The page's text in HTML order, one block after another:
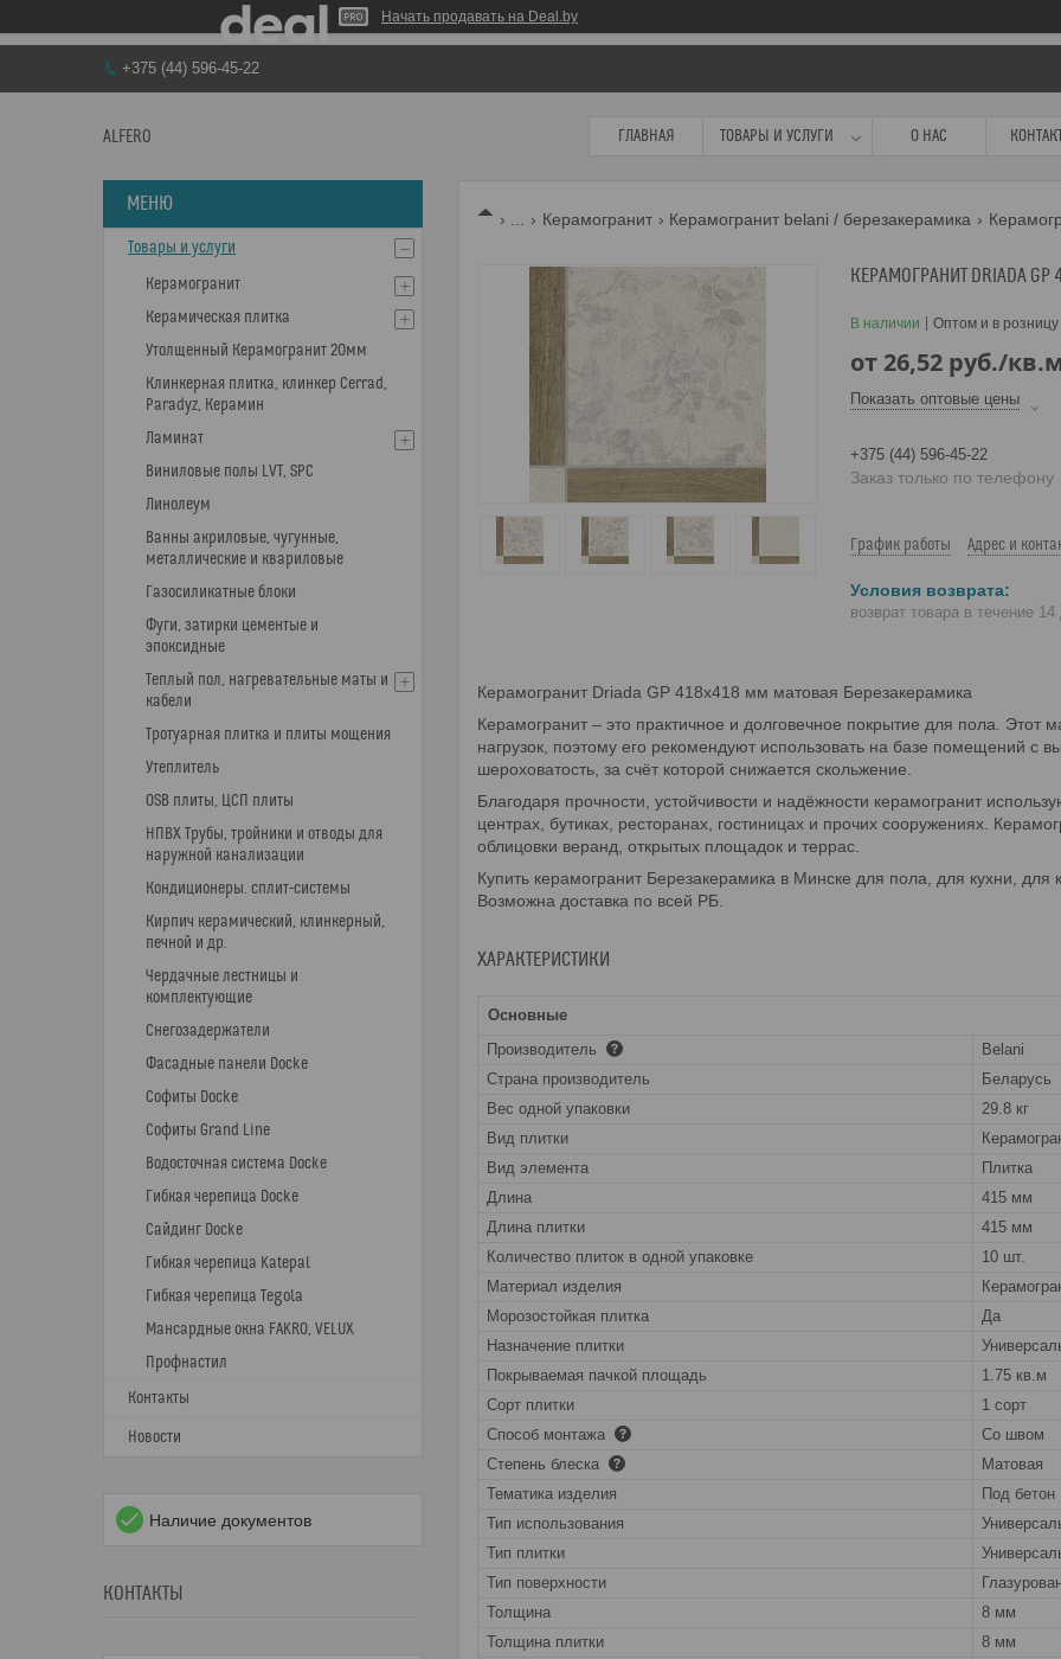
Начать продавать на Deal.by
+375 (44) 596-45-22
ALFERO ГЛАВНАЯ ТОВАРЫ И УСЛУГИ О НАС
Керамогранит Керамогранит belani / березакерамика
КЕРАМОГРАНИТ DRIADA
В наличии Оптом и в розницу
от 26,52 руб./
Показать оптовые цены
+375 (44) 596-45-22
Заказ только по телефону
График работы Адрес и
возврат товара в течение
Керамогранит Driada GP 418х418 мм матовая Березакерамика
Керамогранит – это практичное и долговечное покрытие для пола. Этот
нагрузок, поэтому его рекомендуют использовать на базе помещений с
шероховатость, за счёт которой снижается скольжение.
Благодаря прочности, устойчивости и надёжности керамогранит
центрах, бутиках, ресторанах, гостиницах и прочих сооружениях.
облицовки веранд, открытых площадок и террас.
Купить керамогранит Березакерамика в Минске для пола, для кухни,
Возможна доставка по всей РБ.
ХАРАКТЕРИСТИКИ
Основные
Производитель
Belani
Страна производитель
Беларусь
Вес одной упаковки
29.8 кг
Вид плитки
Вид элемента
Плитка
Длина
415 мм
Длина плитки
415 мм
Количество плиток в одной упаковке
10 шт.
Материал изделия
Морозостойкая плитка
Да
Назначение плитки
Покрываемая пачкой площадь
1.75 кв.м
Сорт плитки
1 сорт
Способ монтажа
Со швом
Степень блеска
Матовая
Тематика изделия
Под бетон
Тип использования
Тип плитки
Тип поверхности
Толщина
8 мм
Толщина плитки
8 мм
Товары и услуги
Керамогранит
Керамическая плитка
Утолщенный Керамогранит 20мм
Клинкерная плитка, клинкер Cerrad,
Paradyz, Керамин
Ламинат
Виниловые полы LVT, SPC
Линолеум
Ванны акриловые, чугунные,
металлические и квариловые
Газосиликатные блоки
Фуги, затирки цементые и
эпоксидные
Теплый пол, нагревательные маты и
кабели
Тротуарная плитка и плиты мощения
Утеплитель
OSB плиты, ЦСП плиты
НПВХ Трубы, тройники и отводы для
наружной канализации
Кондиционеры. сплит-системы
Кирпич керамический, клинкерный,
печной и др.
Чердачные лестницы и
комплектующие
Снегозадержатели
Фасадные панели Docke
Софиты Docke
Софиты Grand Line
Водосточная система Docke
Гибкая черепица Docke
Сайдинг Docke
Гибкая черепица Katepal
Гибкая черепица Tegola
Мансардные окна FAKRO, VELUX
Профнастил
Контакты
Новости
Наличие документов
КОНТАКТЫ